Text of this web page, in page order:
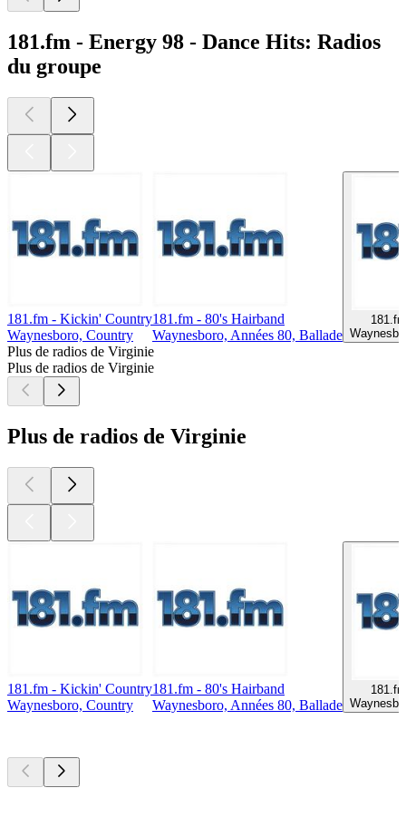
181.fm - Energy 98 - Dance Hits: Radios
du groupe
181.fm - Kickin' Country
Waynesboro, Country
181.fm - 80's Hairband
Waynesboro, Années 80, Ballade
Plus de radios de Virginie
Plus de radios de Virginie
Plus de radios de Virginie
181.fm - Kickin' Country
Waynesboro, Country
181.fm - 80's Hairband
Waynesboro, Années 80, Ballade